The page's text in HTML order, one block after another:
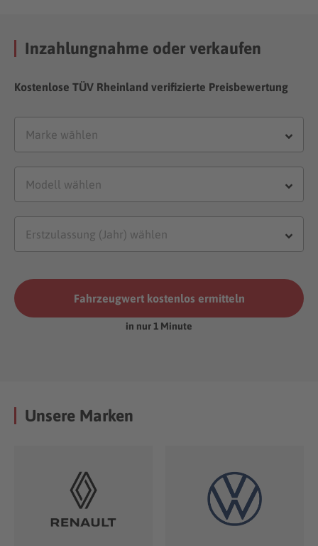
Inzahlungnahme oder verkaufen
Kostenlose TÜV Rheinland verifizierte Preisbewertung
Fahrzeugwert kostenlos ermitteln
in nur 1 Minute
Unsere Marken